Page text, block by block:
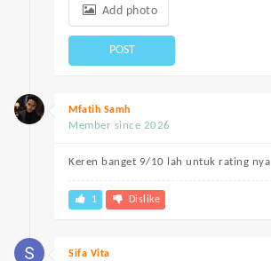
Add photo
POST
Mfatih Samh
Member since 2026
Keren banget 9/10 lah untuk rating nya
1 Dislike
Sifa Vita